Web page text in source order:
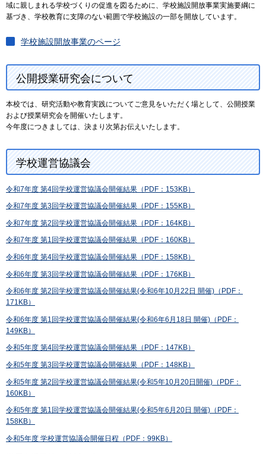
域に親しまれる学校づくりの促進を図るために、学校施設開放事業実施要綱に
基づき、学校教育に支障のない範囲で学校施設の一部を開放しています。
学校施設開放事業のページ
公開授業研究会について
本校では、研究活動や教育実践についてご意見をいただく場として、公開授業
および授業研究会を開催いたします。
今年度につきましては、決まり次第お伝えいたします。
学校運営協議会
令和7年度 第4回学校運営協議会開催結果（PDF：153KB）
令和7年度 第3回学校運営協議会開催結果（PDF：155KB）
令和7年度 第2回学校運営協議会開催結果（PDF：164KB）
令和7年度 第1回学校運営協議会開催結果（PDF：160KB）
令和6年度 第4回学校運営協議会開催結果（PDF：158KB）
令和6年度 第3回学校運営協議会開催結果（PDF：176KB）
令和6年度 第2回学校運営協議会開催結果(令和6年10月22日 開催)（PDF：
171KB）
令和6年度 第1回学校運営協議会開催結果(令和6年6月18日 開催)（PDF：
149KB）
令和5年度 第4回学校運営協議会開催結果（PDF：147KB）
令和5年度 第3回学校運営協議会開催結果（PDF：148KB）
令和5年度 第2回学校運営協議会開催結果(令和5年10月20日開催)（PDF：
160KB）
令和5年度 第1回学校運営協議会開催結果(令和5年6月20日 開催)（PDF：
158KB）
令和5年度 学校運営協議会開催日程（PDF：99KB）